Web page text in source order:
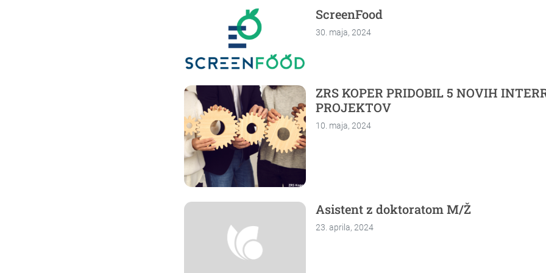
ScreenFood
30. maja, 2024
ZRS KOPER PRIDOBIL 5 NOVIH
PROJEKTOV
10. maja, 2024
Asistent z doktoratom M/Ž
23. aprila, 2024